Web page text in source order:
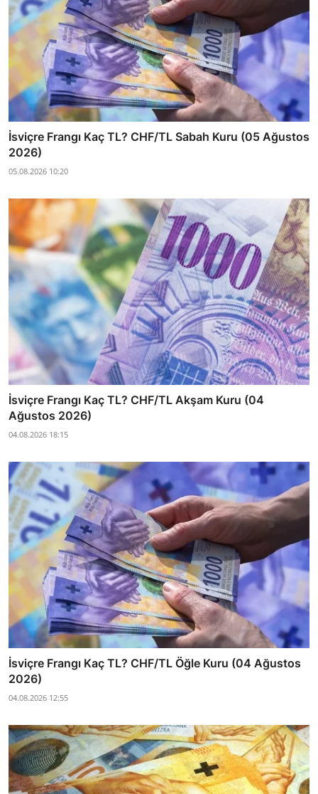
İsviçre Frangı Kaç TL? CHF/TL Sabah Kuru (05 Ağustos
2026)
05.08.2026 10:20
İsviçre Frangı Kaç TL? CHF/TL Akşam Kuru (04
Ağustos 2026)
04.08.2026 18:15
İsviçre Frangı Kaç TL? CHF/TL Öğle Kuru (04 Ağustos
2026)
04.08.2026 12:55